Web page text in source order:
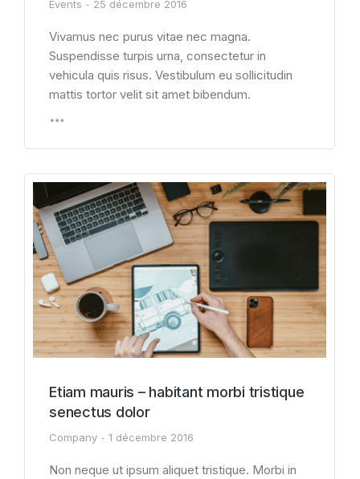
Events 25 décembre 2016
Vivamus nec purus vitae nec magna.
Suspendisse turpis urna, consectetur in
vehicula quis risus. Vestibulum eu sollicitudin
mattis tortor velit sit amet bibendum.
Etiam mauris – habitant morbi tristique
senectus dolor
Company 1 décembre 2016
Non neque ut ipsum aliquet tristique. Morbi in